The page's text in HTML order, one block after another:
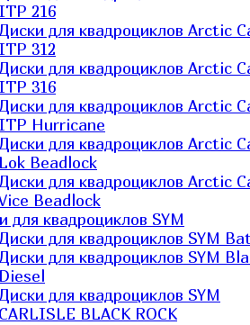
216
Диски для квадроциклов Arctic
312
Диски для квадроциклов Arctic
316
Диски для квадроциклов Arctic
Hurricane
Диски для квадроциклов Arctic
Lok Beadlock
Диски для квадроциклов Arctic
Beadlock
для квадроциклов SYM
Диски для квадроциклов SYM
Диски для квадроциклов SYM
Diesel
Диски для квадроциклов SYM
CARLISLE BLACK ROCK